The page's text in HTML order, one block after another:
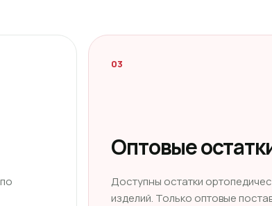
03
Оптовые
Доступны остатки
изделий. Только оптовые